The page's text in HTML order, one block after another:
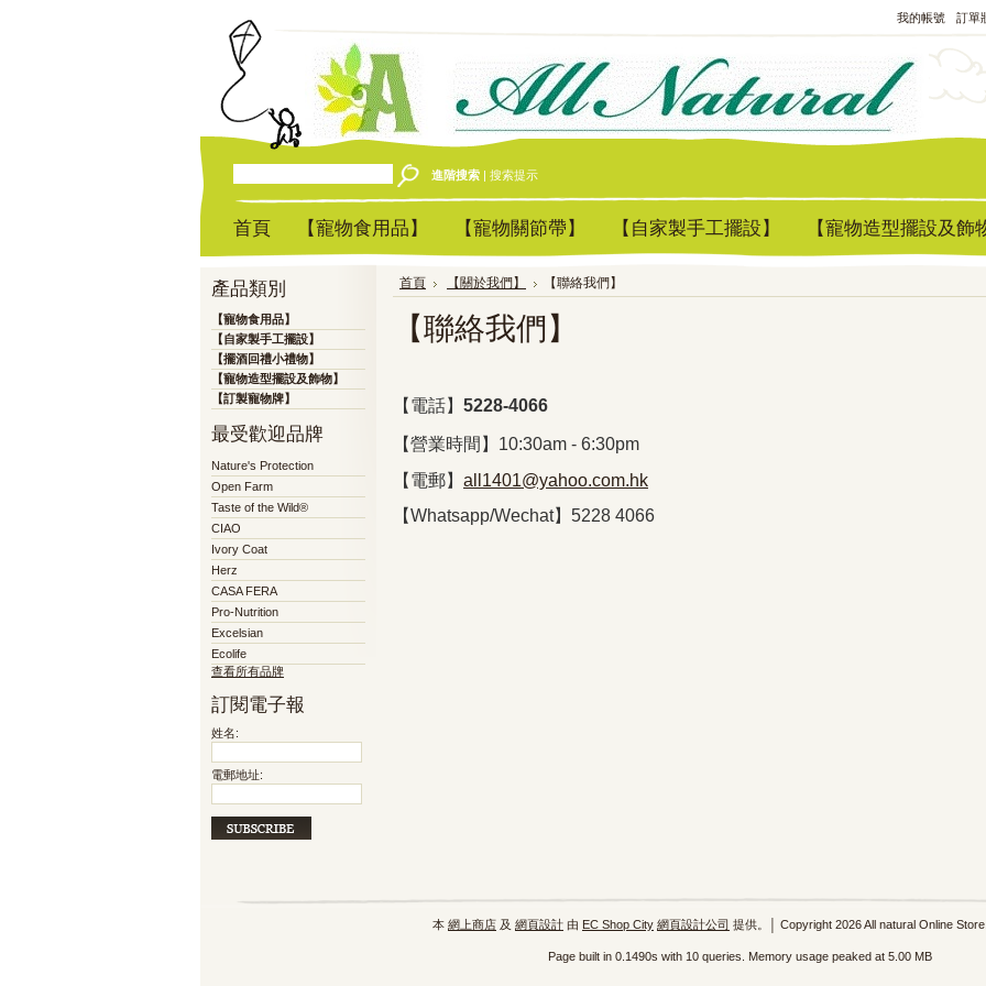
我的帳號 訂單
進階搜索 | 搜索提示
首頁 【寵物食用品】 【寵物關節帶】 【自家製手工擺設】 【寵物造型擺設及飾
產品類別
【寵物食用品】
【自家製手工擺設】
【擺酒回禮小禮物】
【寵物造型擺設及飾物】
【訂製寵物牌】
最受歡迎品牌
Nature's Protection
Open Farm
Taste of the Wild®
CIAO
Ivory Coat
Herz
CASA FERA
Pro-Nutrition
Excelsian
Ecolife
查看所有品牌
訂閱電子報
姓名:
電郵地址:
首頁 【關於我們】 【聯絡我們】
【聯絡我們】
【電話】 5228-4066
【營業時間】10:30am - 6:30pm
【電郵】 all1401@yahoo.com.hk
【Whatsapp/Wechat】5228 4066
本 網上商店 及 網頁設計 由 EC Shop City 網頁設計公司 提供。│ Copyright 2026 All natural Online Store.
Page built in 0.1490s with 10 queries. Memory usage peaked at 5.00 MB